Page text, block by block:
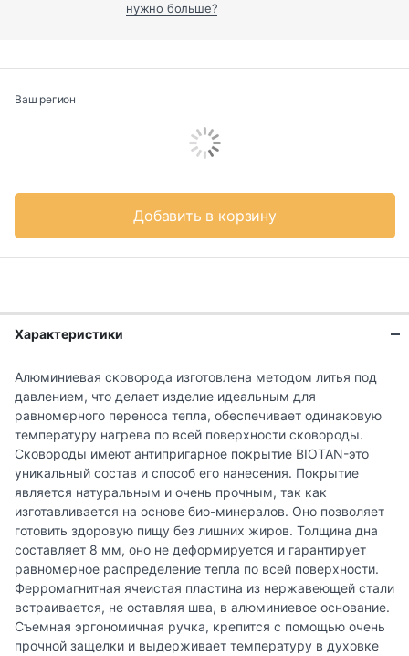
нужно больше?
Ваш регион
Добавить в корзину
Характеристики
Алюминиевая сковорода изготовлена методом литья под
давлением, что делает изделие идеальным для
равномерного переноса тепла, обеспечивает одинаковую
температуру нагрева по всей поверхности сковороды.
Сковороды имеют антипригарное покрытие BIOTAN-это
уникальный состав и способ его нанесения. Покрытие
является натуральным и очень прочным, так как
изготавливается на основе био-минералов. Оно позволяет
готовить здоровую пищу без лишних жиров. Толщина дна
составляет 8 мм, оно не деформируется и гарантирует
равномерное распределение тепла по всей поверхности.
Ферромагнитная ячеистая пластина из нержавеющей стали
встраивается, не оставляя шва, в алюминиевое основание.
Съемная эргономичная ручка, крепится с помощью очень
прочной защелки и выдерживает температуру в духовке